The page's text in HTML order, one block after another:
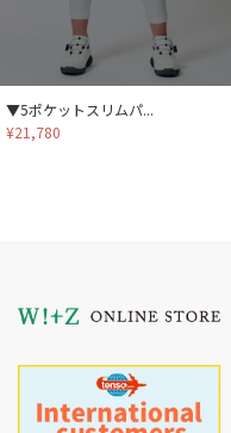
▼5ポケットスリムパ...
¥21,780